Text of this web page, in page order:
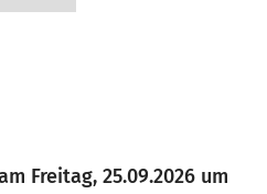
Freitag, 25.09.2026 um